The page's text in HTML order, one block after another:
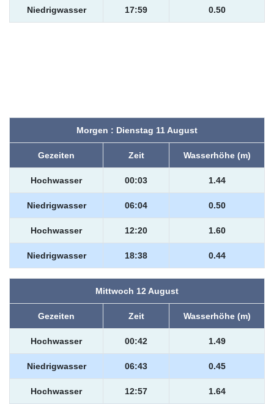
Niedrigwasser 17:59 0.50
Morgen : Dienstag 11 August
Gezeiten Zeit Wasserhöhe (m)
Hochwasser 00:03 1.44
Niedrigwasser 06:04 0.50
Hochwasser 12:20 1.60
Niedrigwasser 18:38 0.44
Mittwoch 12 August
Gezeiten Zeit Wasserhöhe (m)
Hochwasser 00:42 1.49
Niedrigwasser 06:43 0.45
Hochwasser 12:57 1.64